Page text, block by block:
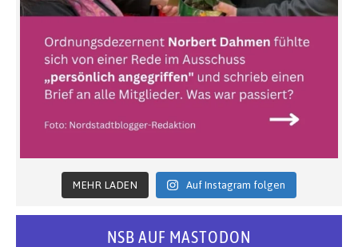
MEHR LADEN Auf Instagram folgen
NSB AUF MASTODON